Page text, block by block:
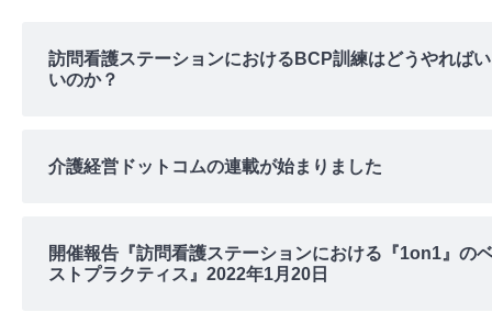
訪問看護ステーションにおけるBCP訓練はどうやればい
いのか？
介護経営ドットコムの連載が始まりました
開催報告『訪問看護ステーションにおける『1on1』の
ストプラクティス』2022年1月20日